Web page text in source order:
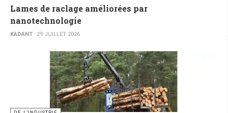
Lames de raclage améliorées par
nanotechnologie
KADANT 29 JUILLET 2026